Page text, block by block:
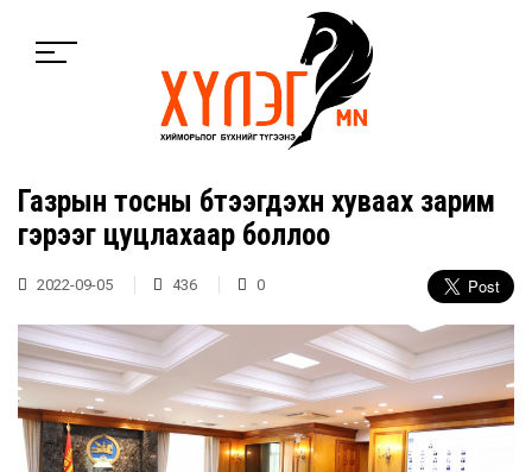
Газрын тосны бүтээгдэхүүн хуваах зарим
гэрээг цуцлахаар боллоо
2022-09-05 436 0